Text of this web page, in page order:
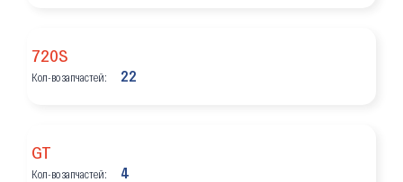
720S
Кол-во запчастей: 22
GT
Кол-во запчастей: 4